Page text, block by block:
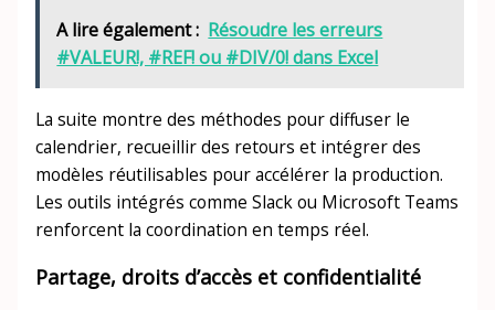
A lire également : Résoudre les erreurs
#VALEUR!, #REF! ou #DIV/0! dans Excel
La suite montre des méthodes pour diffuser le
calendrier, recueillir des retours et intégrer des
modèles réutilisables pour accélérer la production.
Les outils intégrés comme Slack ou Microsoft Teams
renforcent la coordination en temps réel.
Partage, droits d’accès et confidentialité